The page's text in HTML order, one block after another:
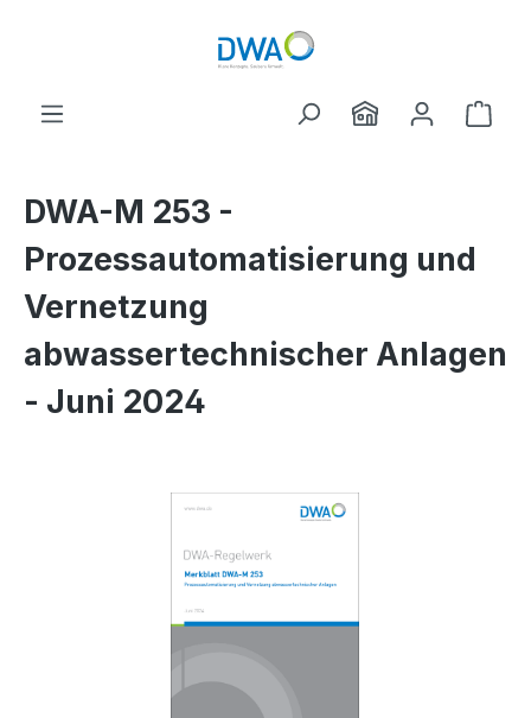
DWA-M 253 -
Prozessautomatisierung und
Vernetzung
abwassertechnischer Anlagen
- Juni 2024